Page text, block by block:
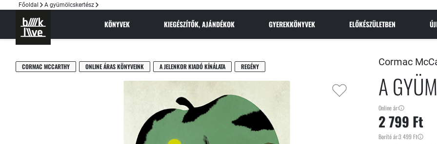
Főoldal A gyümölcskertész
KÖNYVEK KIEGÉSZÍTŐK, AJÁNDÉKOK GYEREKKÖNYVEK ELŐKÉSZÜLETBEN
CORMAC MCCARTHY ONLINE ÁRAS KÖNYVEINK A JELENKOR KIADÓ KÍNÁLATA REGÉNY Cormac
A
Online ár:
2 799 Ft
Borító ár:3 499 Ft